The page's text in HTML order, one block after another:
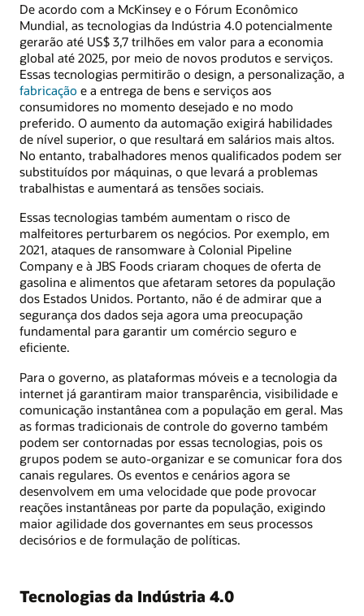
De acordo com a McKinsey e o Fórum Econômico
Mundial, as tecnologias da Indústria 4.0 potencialmente
gerarão até US$ 3,7 trilhões em valor para a economia
global até 2025, por meio de novos produtos e serviços.
Essas tecnologias permitirão o design, a personalização, a
fabricação e a entrega de bens e serviços aos
consumidores no momento desejado e no modo
preferido. O aumento da automação exigirá habilidades
de nível superior, o que resultará em salários mais altos.
No entanto, trabalhadores menos qualificados podem ser
substituídos por máquinas, o que levará a problemas
trabalhistas e aumentará as tensões sociais.
Essas tecnologias também aumentam o risco de
malfeitores perturbarem os negócios. Por exemplo, em
2021, ataques de ransomware à Colonial Pipeline
Company e à JBS Foods criaram choques de oferta de
gasolina e alimentos que afetaram setores da população
dos Estados Unidos. Portanto, não é de admirar que a
segurança dos dados seja agora uma preocupação
fundamental para garantir um comércio seguro e
eficiente.
Para o governo, as plataformas móveis e a tecnologia da
internet já garantiram maior transparência, visibilidade e
comunicação instantânea com a população em geral. Mas
as formas tradicionais de controle do governo também
podem ser contornadas por essas tecnologias, pois os
grupos podem se auto-organizar e se comunicar fora dos
canais regulares. Os eventos e cenários agora se
desenvolvem em uma velocidade que pode provocar
reações instantâneas por parte da população, exigindo
maior agilidade dos governantes em seus processos
decisórios e de formulação de políticas.
Tecnologias da Indústria 4.0